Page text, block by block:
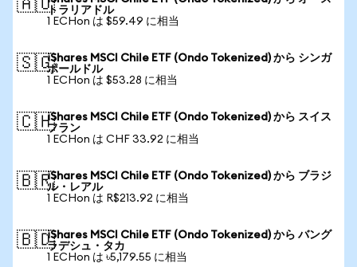
🇦🇺トラリアドル
1 ECHon は $59.49 に相当
🇸🇬iShares MSCI Chile ETF (Ondo Tokenized) から シンガ
ポールドル
1 ECHon は $53.28 に相当
🇨🇭iShares MSCI Chile ETF (Ondo Tokenized) から スイス
フラン
1 ECHon は CHF 33.92 に相当
🇧🇷iShares MSCI Chile ETF (Ondo Tokenized) から ブラジ
ル・レアル
1 ECHon は R$213.92 に相当
🇧🇩iShares MSCI Chile ETF (Ondo Tokenized) から バング
ラデシュ・タカ
1 ECHon は ৳5,179.55 に相当